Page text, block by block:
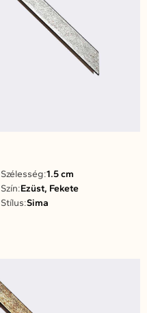
Szélesség:1.5 cm
Szín:Ezüst, Fekete
Stílus:Sima